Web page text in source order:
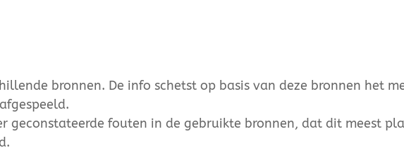
bronnen. De info schetst op basis van deze bronnen het
geconstateerde fouten in de gebruikte bronnen, dat dit meest